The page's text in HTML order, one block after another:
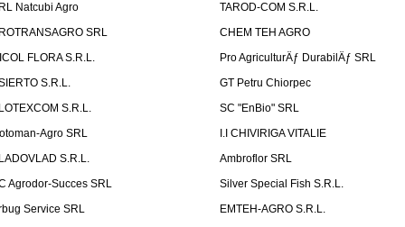
Natcubi Agro
TAROD-COM S.R.L.
SRL
CHEM TEH AGRO
FLORA S.R.L.
Pro AgriculturÄƒ DurabilÄƒ SRL
S.R.L.
GT Petru Chiorpec
S.R.L.
SC "EnBio" SRL
Agro SRL
I.I CHIVIRIGA VITALIE
S.R.L.
Ambroflor SRL
Agrodor-Succes SRL
Silver Special Fish S.R.L.
Service SRL
EMTEH-AGRO S.R.L.